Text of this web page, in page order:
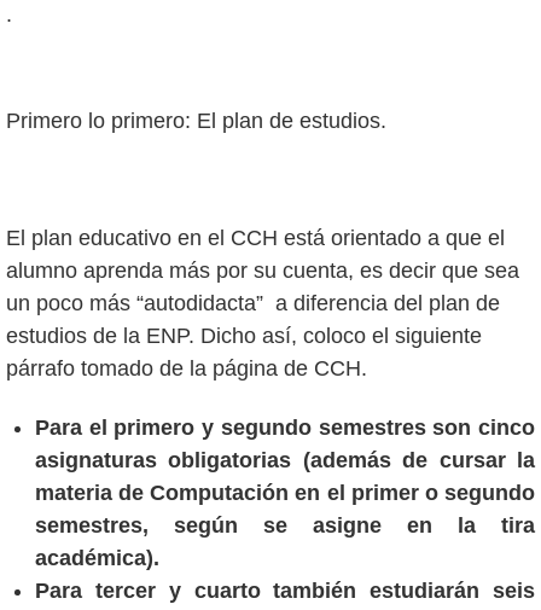
.
Primero lo primero: El plan de estudios.
El plan educativo en el CCH está orientado a que el
alumno aprenda más por su cuenta, es decir que sea
un poco más “autodidacta” a diferencia del plan de
estudios de la ENP. Dicho así, coloco el siguiente
párrafo tomado de la página de CCH.
Para el primero y segundo semestres son cinco
asignaturas obligatorias (además de cursar la
materia de Computación en el primer o segundo
semestres, según se asigne en la tira
académica).
Para tercer y cuarto también estudiarán seis